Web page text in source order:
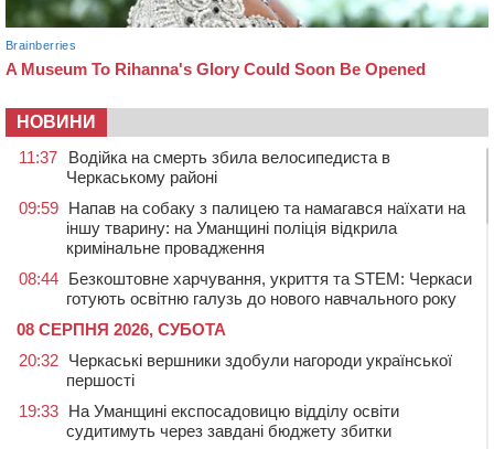
НОВИНИ
11:37
Водійка на смерть збила велосипедиста в
Черкаському районі
09:59 Напав на собаку з палицею та намагався наїхати на
іншу тварину: на Уманщині поліція відкрила
кримінальне провадження
08:44 Безкоштовне харчування, укриття та STEM: Черкаси
готують освітню галузь до нового навчального року
08 СЕРПНЯ 2026, СУБОТА
20:32 Черкаські вершники здобули нагороди української
першості
19:33 На Уманщині експосадовицю відділу освіти
судитимуть через завдані бюджету збитки